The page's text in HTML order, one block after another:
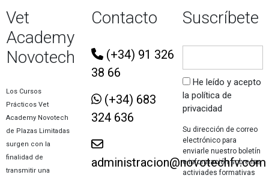
Vet
Academy
Novotech
Los Cursos
Prácticos Vet
Academy Novotech
de Plazas Limitadas
surgen con la
finalidad de
transmitir una
Contacto
(+34) 91 326
38 66
(+34) 683
324 636
administracion@novotechfv.com
Suscríbete
He leído y acepto
la política de
privacidad
Su dirección de correo
electrónico para
enviarle nuestro boletín
e información sobre las
activiades formativas